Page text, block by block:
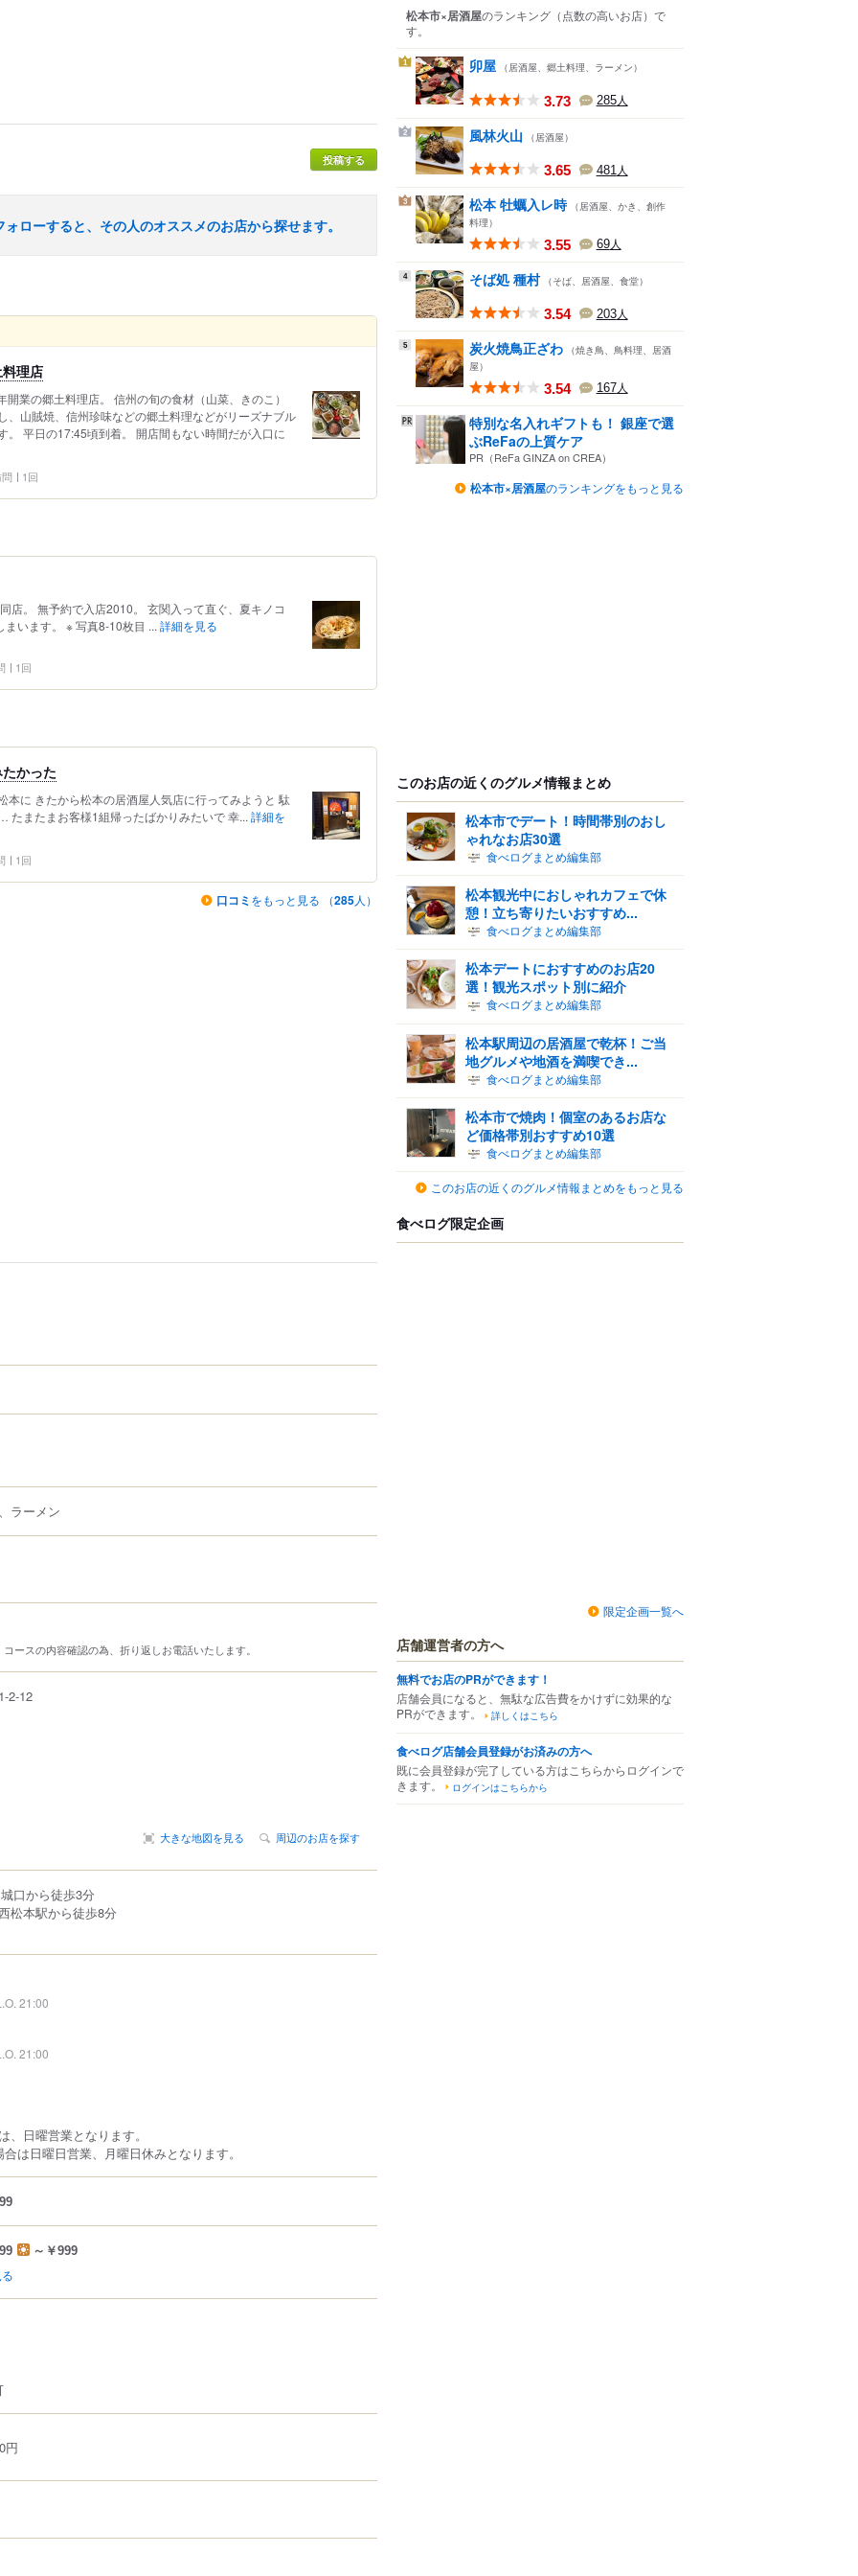
投稿する
ローすると、その人のオススメのお店から探せます。
理店
業の郷土料理店。 信州の旬の食材（山菜、きのこ）
、山賊焼、信州珍味などの郷土料理などがリーズナブル
。 平日の17:45頃到着。 開店間もない時間だが入口に
1回
店。 無予約で入店2010。 玄関入って直ぐ、夏キノコ
います。 ※ 写真8-10枚目 ... 詳細を見る
1回
かった
に きたから松本の居酒屋人気店に行ってみようと 駄
たまたまお客様1組帰ったばかりみたいで 幸... 詳細を
1回
口コミ をもっと見る （285人）
ラーメン
ースの内容確認の為、折り返しお電話いたします。
1-2-12
大きな地図を見る 周辺のお店を探す
口から徒歩3分
松本駅から徒歩8分
21:00
21:00
、日曜営業となります。
は日曜日営業、月曜日休みとなります。
～￥999
円
松本市×居酒屋のランキング （点数の高いお店） で
す。
1 卯屋 （居酒屋、郷土料理、ラーメン）
3.73 285人
2 風林火山 （居酒屋）
3.65 481 人
3 松本 牡蠣入レ時 （居酒屋、かき、創作
料理）
3.55 69人
4 そば処 種村 （そば、居酒屋、食堂）
3.54 203人
5 炭火焼鳥正ざわ （焼き鳥、鳥料理、居酒
屋）
3.54 167人
特別な名入れギフトも！ 銀座で選
ぶReFaの上質ケア
PR（ReFa GINZA on CREA）
松本市×居酒屋のランキングをもっと見る
このお店の近くのグルメ情報まとめ
松本市でデート！時間帯別のおし
ゃれなお店30選
食べログまとめ編集部
松本観光中におしゃれカフェで休
憩！立ち寄りたいおすすめ...
食べログまとめ編集部
松本デートにおすすめのお店20
選！観光スポット別に紹介
食べログまとめ編集部
松本駅周辺の居酒屋で乾杯！ご当
地グルメや地酒を満喫でき...
食べログまとめ編集部
松本市で焼肉！個室のあるお店な
ど価格帯別おすすめ10選
食べログまとめ編集部
このお店の近くのグルメ情報まとめをもっと見る
食べログ限定企画
限定企画一覧へ
店舗運営者の方へ
無料でお店のPRができます！
店舗会員になると、無駄な広告費をかけずに効果的な
PRができます。
詳しくはこちら
食べログ店舗会員登録がお済みの方へ
既に会員登録が完了している方はこちらからログインで
きます。
ログインはこちらから